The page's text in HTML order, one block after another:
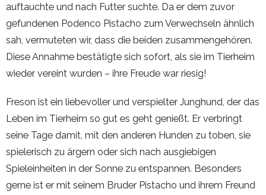
auftauchte und nach Futter suchte. Da er dem zuvor
gefundenen Podenco Pistacho zum Verwechseln ähnlich
sah, vermuteten wir, dass die beiden zusammengehören.
Diese Annahme bestätigte sich sofort, als sie im Tierheim
wieder vereint wurden – ihre Freude war riesig!
Freson ist ein liebevoller und verspielter Junghund, der das
Leben im Tierheim so gut es geht genießt. Er verbringt
seine Tage damit, mit den anderen Hunden zu toben, sie
spielerisch zu ärgern oder sich nach ausgiebigen
Spieleinheiten in der Sonne zu entspannen. Besonders
gerne ist er mit seinem Bruder Pistacho und ihrem Freund